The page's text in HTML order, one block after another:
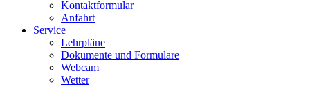
Kontaktformular
Anfahrt
Service
Lehrpläne
Dokumente und Formulare
Webcam
Wetter